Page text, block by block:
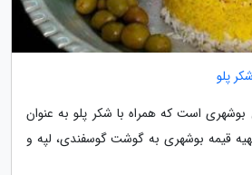
پلو
است که همراه با شکر پلو به عنوان
قیمه بوشهری به گوشت گوسفندی، لپه و